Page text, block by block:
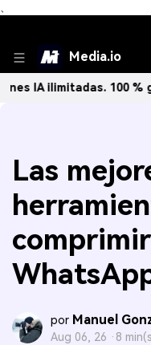
、
Media.io
100 % gratis!
Las
por Manuel
Aug 06, 26 · 8